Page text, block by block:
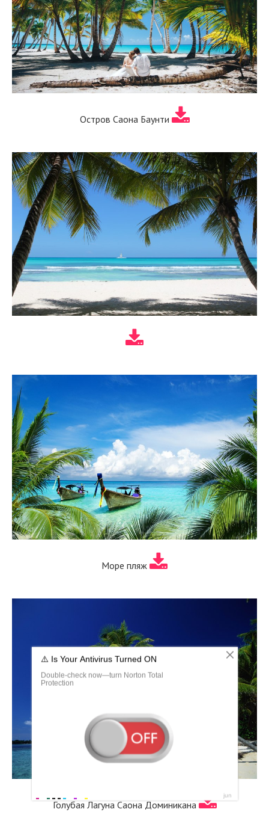
Остров Саона Баунти
Море пляж
Голубая Лагуна Саона Доминикана